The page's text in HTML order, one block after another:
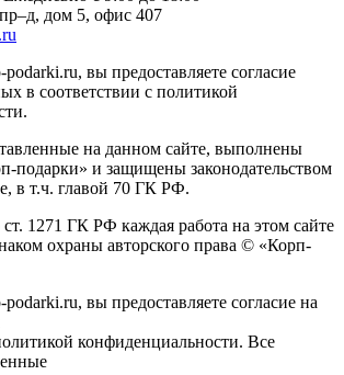
дом 5, офис 407
вы предоставляете согласие
в соответствии с политикой
на данном сайте, выполнены
подарки» и защищены законодательством
в т.ч. главой 70 ГК РФ.
ст. 1271 ГК РФ каждая работа на этом сайте
охраны авторского права © «Корп-
вы предоставляете согласие на
конфиденциальности. Все